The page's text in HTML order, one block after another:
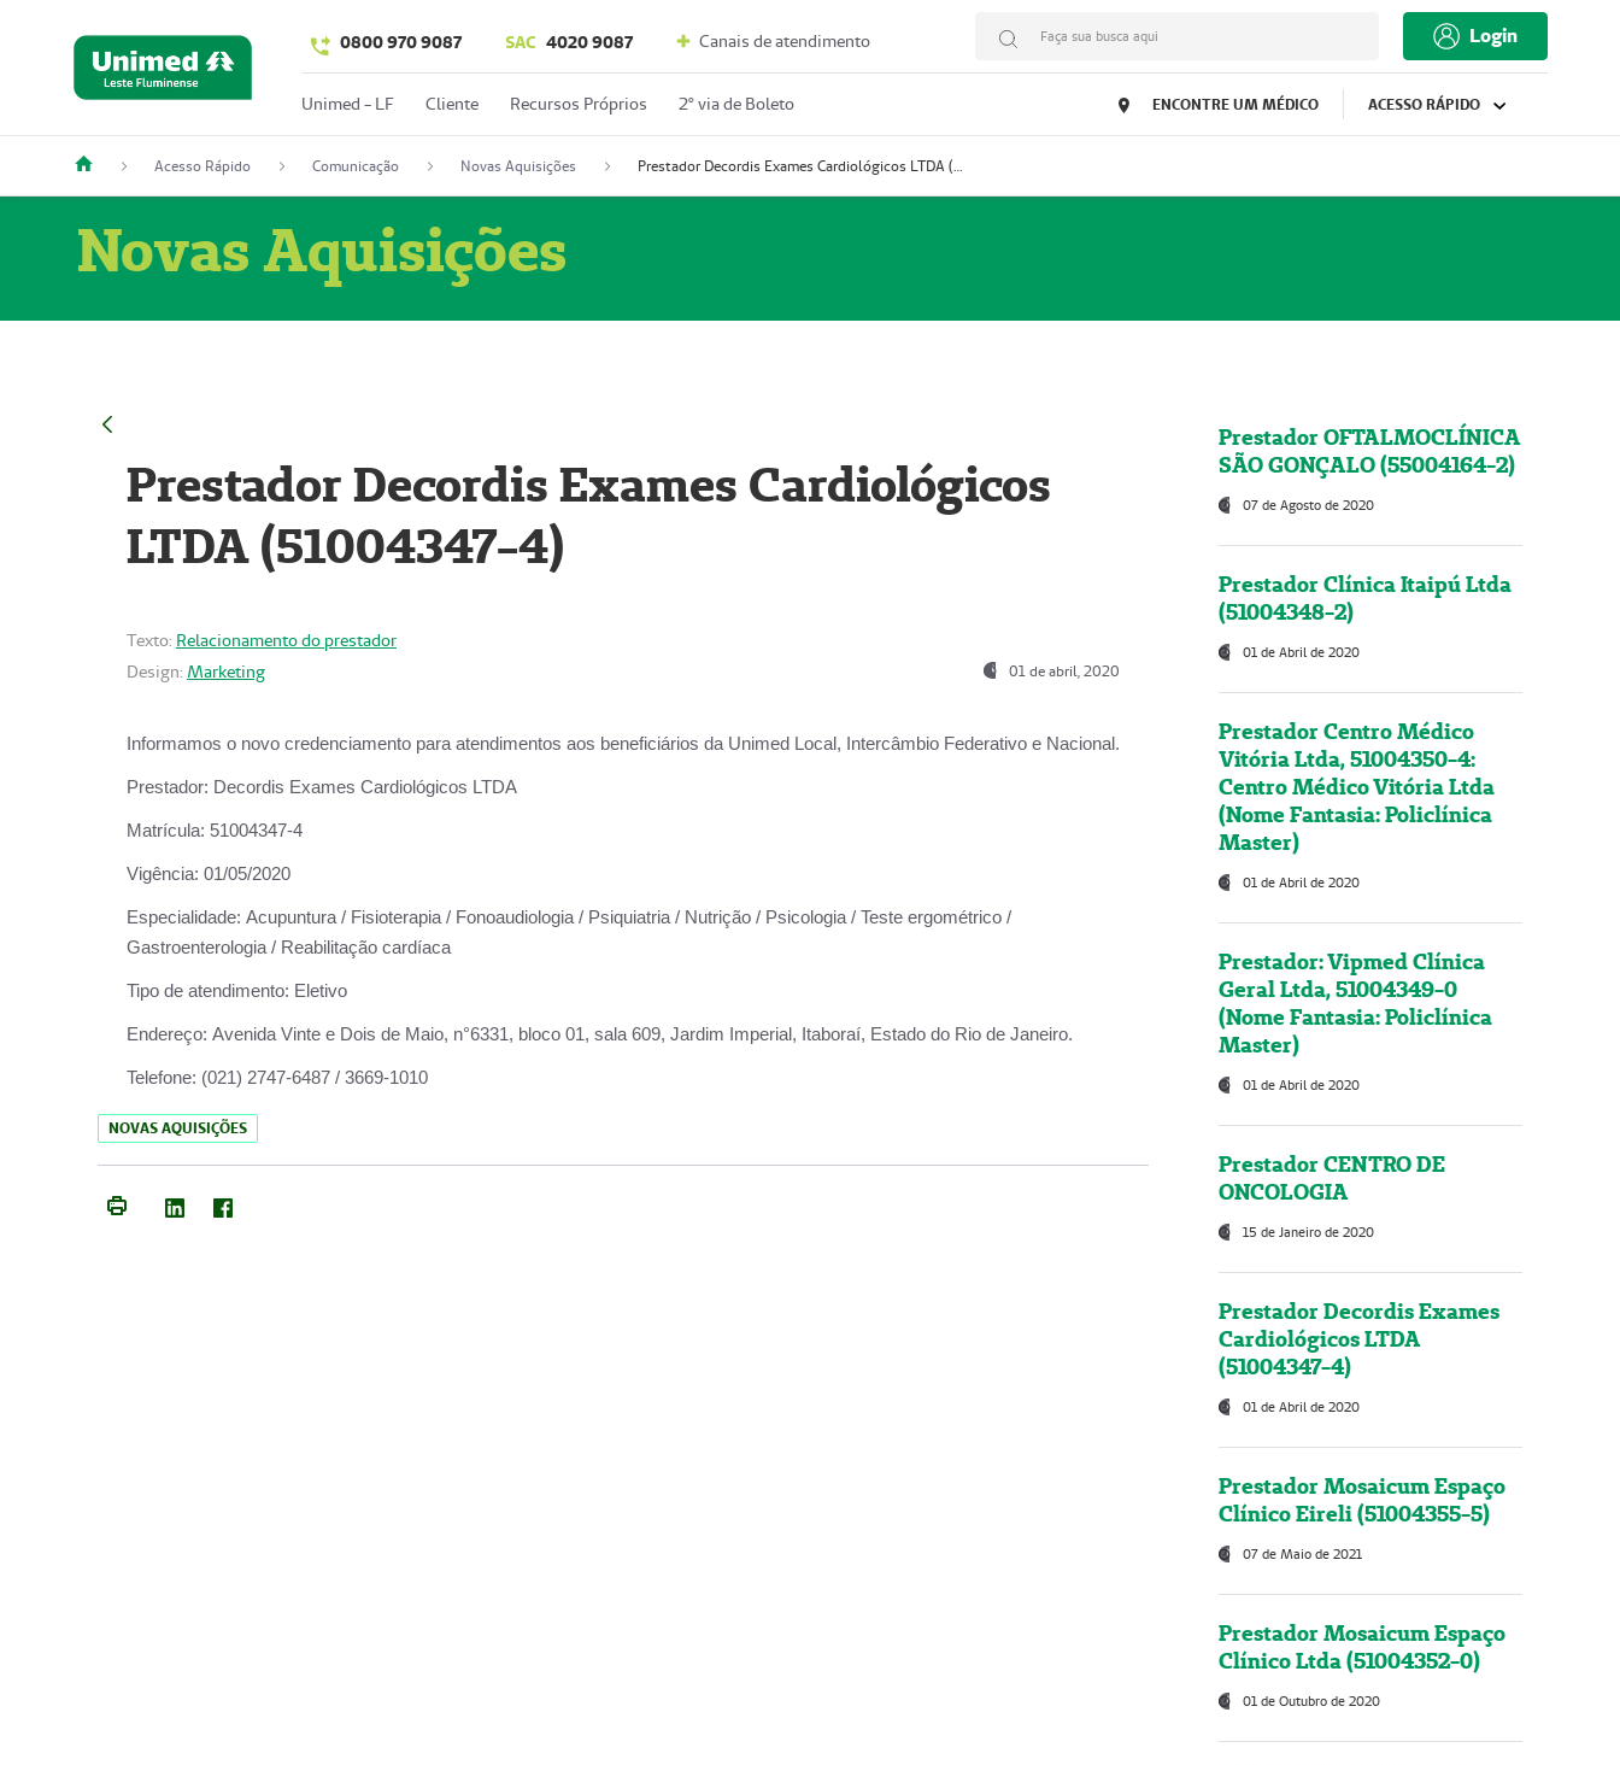
0800 970 9087 SAC 4020 9087 Canais de atendimento Faça sua busca aqui Login
Unimed - LF Cliente Recursos Próprios 2º via de Boleto ENCONTRE UM MÉDICO ACESSO RÁPIDO
Acesso Rápido Comunicação Novas Aquisições Prestador Decordis Exames Cardiológicos LTDA (51004347-4)
Novas Aquisições
Prestador Decordis Exames Cardiológicos
LTDA (51004347-4)
Texto: Relacionamento do prestador
Design: Marketing 01 de abril, 2020
Informamos o novo credenciamento para atendimentos aos beneficiários da Unimed Local, Intercâmbio Federativo e Nacional.
Prestador: Decordis Exames Cardiológicos LTDA
Matrícula: 51004347-4
Vigência: 01/05/2020
Especialidade: Acupuntura / Fisioterapia / Fonoaudiologia / Psiquiatria / Nutrição / Psicologia / Teste ergométrico /
Gastroenterologia / Reabilitação cardíaca
Tipo de atendimento: Eletivo
Endereço: Avenida Vinte e Dois de Maio, n°6331, bloco 01, sala 609, Jardim Imperial, Itaboraí, Estado do Rio de Janeiro.
Telefone: (021) 2747-6487 / 3669-1010
NOVAS AQUISIÇÕES
Prestador OFTALMOCLÍNICA
SÃO GONÇALO (55004164-2)
07 de Agosto de 2020
Prestador Clínica Itaipú Ltda
(51004348-2)
01 de Abril de 2020
Prestador Centro Médico
Vitória Ltda, 51004350-4:
Centro Médico Vitória Ltda
(Nome Fantasia: Policlínica
Master)
01 de Abril de 2020
Prestador: Vipmed Clínica
Geral Ltda, 51004349-0
(Nome Fantasia: Policlínica
Master)
01 de Abril de 2020
Prestador CENTRO DE
ONCOLOGIA
15 de Janeiro de 2020
Prestador Decordis Exames
Cardiológicos LTDA
(51004347-4)
01 de Abril de 2020
Prestador Mosaicum Espaço
Clínico Eireli (51004355-5)
07 de Maio de 2021
Prestador Mosaicum Espaço
Clínico Ltda (51004352-0)
01 de Outubro de 2020